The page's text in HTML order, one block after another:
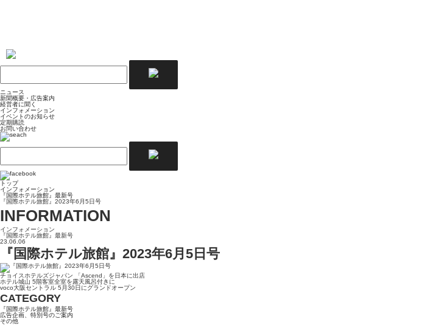
ニュース
新聞概要・広告案内
経営者に聞く
インフォメーション
イベントのお知らせ
定期購読
お問い合わせ
トップ
インフォメーション
『国際ホテル旅館』最新号
『国際ホテル旅館』2023年6月5日号
INFORMATION
インフォメーション
『国際ホテル旅館』最新号
23.06.06
『国際ホテル旅館』2023年6月5日号
チョイスホテルズジャパン 「Ascend」を日本に出店
ホテル城山 5階客室全室を露天風呂付きに
voco大阪セントラル 5月30日にグランドオープン
CATEGORY
『国際ホテル旅館』最新号
広告企画、特別号のご案内
その他